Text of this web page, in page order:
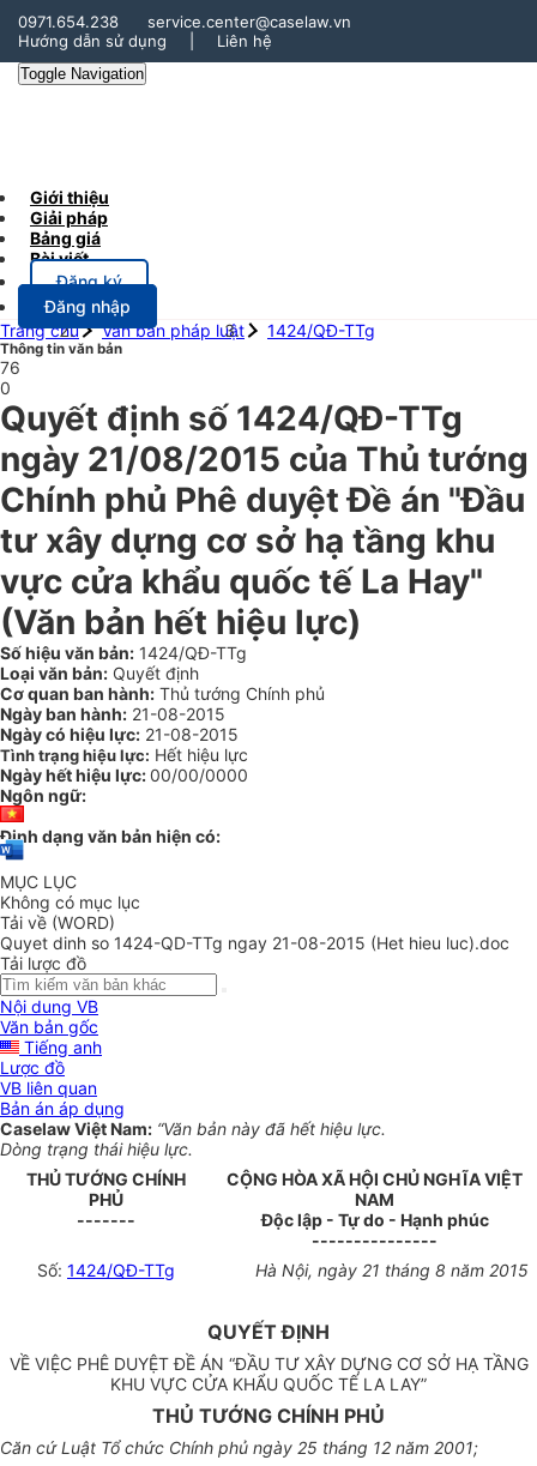
0971.654.238
service.center@caselaw.vn
Hướng dẫn sử dụng
Liên hệ
Toggle Navigation
Giới thiệu
Giải pháp
Bảng giá
Bài viết
Đăng ký
Đăng nhập
Trang chủ
Văn bản pháp luật 1424/QĐ-TTg
Thông tin văn bản
76
0
Quyết định số 1424/QĐ-TTg
ngày 21/08/2015 của Thủ tướng
Chính phủ Phê duyệt Đề án "Đầu
tư xây dựng cơ sở hạ tầng khu
vực cửa khẩu quốc tế La Hay"
(Văn bản hết hiệu lực)
Số hiệu văn bản: 1424/QĐ-TTg
Loại văn bản: Quyết định
Cơ quan ban hành: Thủ tướng Chính phủ
Ngày ban hành: 21-08-2015
Ngày có hiệu lực: 21-08-2015
Tình trạng hiệu lực: Hết hiệu lực
Ngày hết hiệu lực:00/00/0000
Ngôn ngữ:
Định dạng văn bản hiện có:
MỤC LỤC
Không có mục lục
Tải về (WORD)
Quyet dinh so 1424-QD-TTg ngay 21-08-2015 (Het hieu luc).doc
Tải lược đồ
Nội dung VB
Văn bản gốc
Tiếng anh
Lược đồ
VB liên quan
Bản án áp dụng
Caselaw Việt Nam: “Văn bản này đã hết hiệu lực.
Dòng trạng thái hiệu lực.
THỦ TƯỚNG CHÍNH
PHỦ
-------
CỘNG HÒA XÃ HỘI CHỦ NGHĨA VIỆT
NAM
Độc lập - Tự do - Hạnh phúc
---------------
Số: 1424/QĐ-TTg Hà Nội, ngày 21 tháng 8 năm 2015
QUYẾT ĐỊNH
VỀ VIỆC PHÊ DUYỆT ĐỀ ÁN “ĐẦU TƯ XÂY DỰNG CƠ SỞ HẠ TẦNG
KHU VỰC CỬA KHẨU QUỐC TẾ LA LAY”
THỦ TƯỚNG CHÍNH PHỦ
Căn cứ Luật Tổ chức Chính phủ ngày 25 tháng 12 năm 2001;